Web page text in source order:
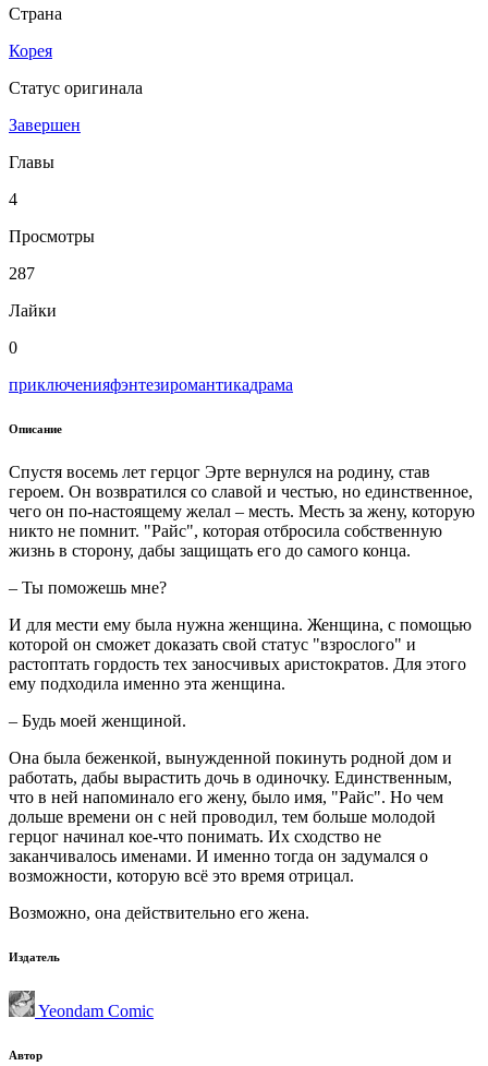
Страна
Корея
Статус оригинала
Завершен
Главы
4
Просмотры
287
Лайки
0
приключенияфэнтезиромантикадрама
Описание
Спустя восемь лет герцог Эрте вернулся на родину, став
героем. Он возвратился со славой и честью, но единственное,
чего он по-настоящему желал – месть. Месть за жену, которую
никто не помнит. "Райс", которая отбросила собственную
жизнь в сторону, дабы защищать его до самого конца.
– Ты поможешь мне?
И для мести ему была нужна женщина. Женщина, с помощью
которой он сможет доказать свой статус "взрослого" и
растоптать гордость тех заносчивых аристократов. Для этого
ему подходила именно эта женщина.
– Будь моей женщиной.
Она была беженкой, вынужденной покинуть родной дом и
работать, дабы вырастить дочь в одиночку. Единственным,
что в ней напоминало его жену, было имя, "Райс". Но чем
дольше времени он с ней проводил, тем больше молодой
герцог начинал кое-что понимать. Их сходство не
заканчивалось именами. И именно тогда он задумался о
возможности, которую всё это время отрицал.
Возможно, она действительно его жена.
Издатель
Yeondam Comic
Автор